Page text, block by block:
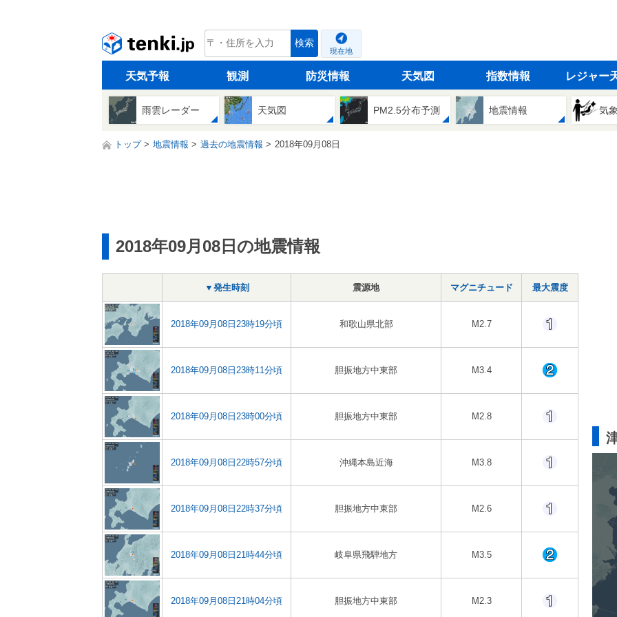
tenki.jp 検索
現在地
天気予報 観測 防災情報 天気図 指数情報 レジャー
雨雲レーダー 天気図 PM2.5分布予測 地震情報 気
トップ 地震情報 過去の地震情報 2018年09月08日
2018年09月08日の地震情報
▼発生時刻 震源地 マグニチュード 最大震度
2018年09月08日23時19分頃 和歌山県北部 M2.7
2018年09月08日23時11分頃 胆振地方中東部 M3.4
2018年09月08日23時00分頃 胆振地方中東部 M2.8
2018年09月08日22時57分頃 沖縄本島近海 M3.8
2018年09月08日22時37分頃 胆振地方中東部 M2.6
2018年09月08日21時44分頃 岐阜県飛騨地方 M3.5
2018年09月08日21時04分頃 胆振地方中東部 M2.3